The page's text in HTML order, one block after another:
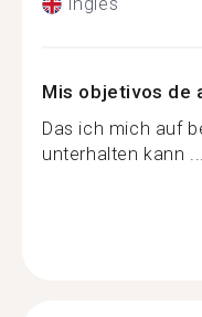
Mis objetivos de
Das ich mich auf
unterhalten kann ...